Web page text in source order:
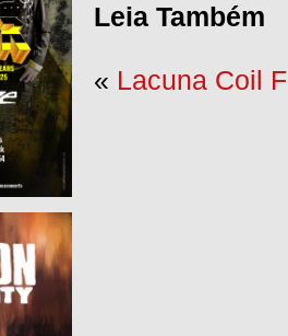
Leia Também
« Lacuna Coil